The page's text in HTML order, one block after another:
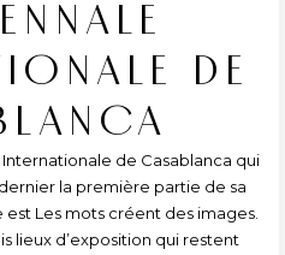
DE
de Casablanca qui
la première partie de sa
Les mots créent des images.
lieux d’exposition qui restent